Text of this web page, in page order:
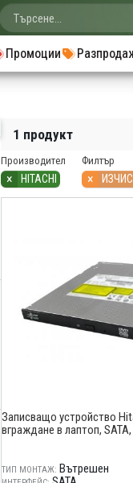
Промоции
1 продукт
Производител
× HITACHI
Филтър
×
Записващо устройство
вграждане в лаптоп,
ТИП МОНТАЖ: Вътрешен